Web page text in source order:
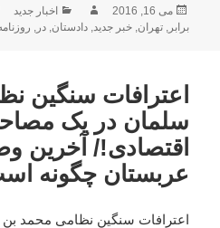
ارسال
شده
می 16, 2016 نویسندهدسته‌ها
اخبار جدید
برابر,تهران,خبر جدید,دادستان,در,
اعترافات سنگین
سلمان در یک
اقتصادی!/ آخرین
عربستان چگونه
اعترافات سنگین نظامی محمد